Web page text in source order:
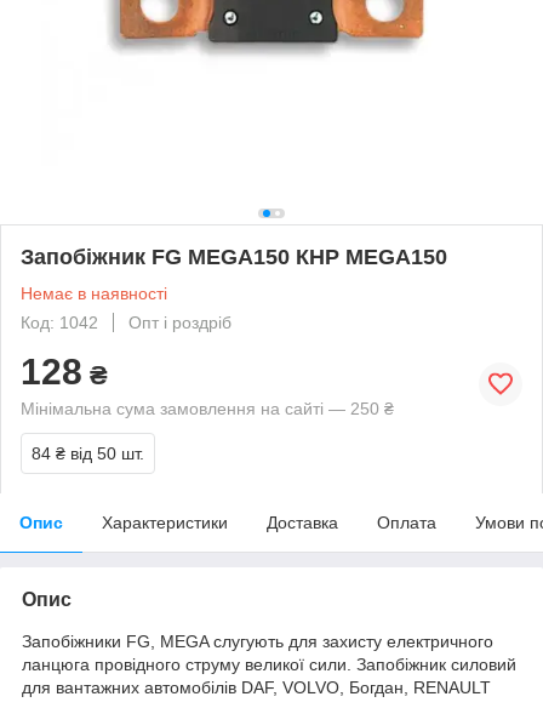
Запобіжник FG MEGA150 КНР MEGA150
Немає в наявності
Код: 1042
Опт і роздріб
128 ₴
Мінімальна сума замовлення на сайті — 250 ₴
84 ₴ від 50 шт.
Опис Характеристики Доставка Оплата Умови
Опис
Запобіжники FG, MEGA слугують для захисту електричного
ланцюга провідного струму великої сили. Запобіжник силовий
для вантажних автомобілів DAF, VOLVO, Богдан, RENAULT